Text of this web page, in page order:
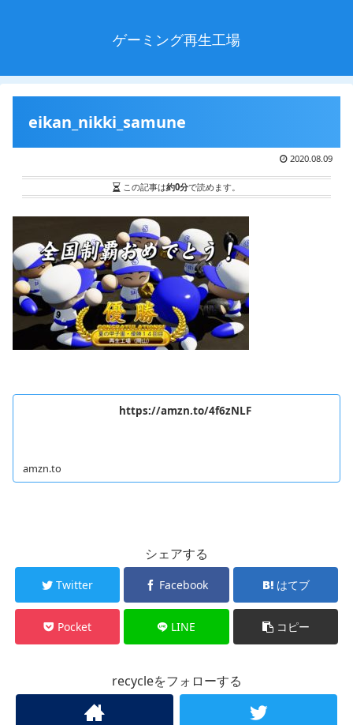
ゲーミング再生工場
eikan_nikki_samune
2020.08.09
この記事は約0分で読めます。
https://amzn.to/4f6zNLF
amzn.to
シェアする
Twitter Facebook はてブ
Pocket LINE コピー
recycleをフォローする